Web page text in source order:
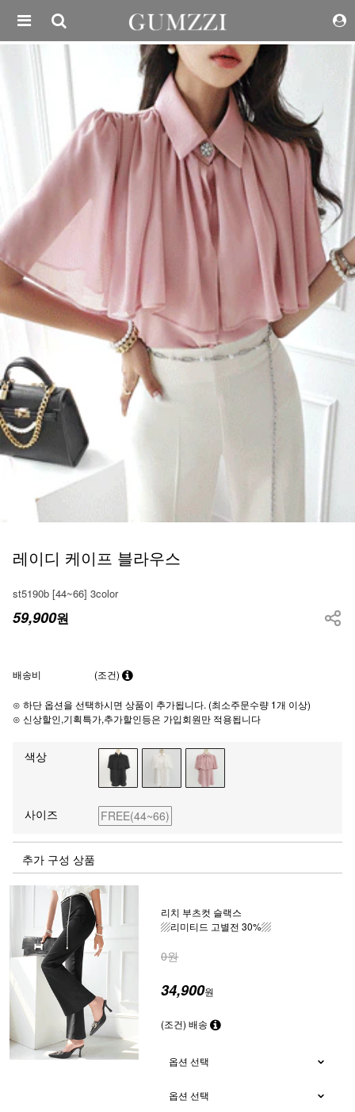
레이디 케이프 블라우스
st5190b [44~66] 3color
59,900원
배송비 (조건)
⊙ 하단 옵션을 선택하시면 상품이 추가됩니다. (최소주문수량 1개 이상)
⊙ 신상할인,기획특가,추가할인등은 가입회원만 적용됩니다
색상
사이즈 FREE(44~66)
추가 구성 상품
리치 부츠컷 슬랙스
▨리미티드 고별전 30%▨
0원
34,900원
(조건) 배송